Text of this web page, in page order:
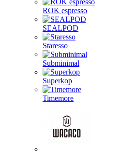
ROK espresso
SEALPOD
Staresso
Subminimal
Superkop
Timemore